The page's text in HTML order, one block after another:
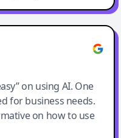
on using AI. One
for business needs.
on how to use